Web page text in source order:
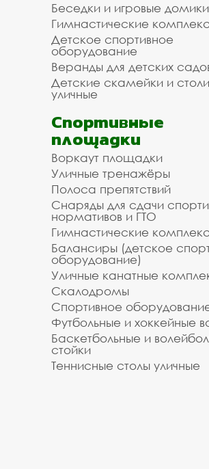
Беседки и игровые домики
Гимнастические
Детское спортивное
оборудование
Веранды для детских
Детские скамейки и
уличные
Спортивные
площадки
Воркаут площадки
Уличные тренажёры
Полоса препятствий
Снаряды для сдачи
нормативов и ГТО
Гимнастические
Балансиры (детское
оборудование)
Уличные канатные
Скалодромы
Спортивное
Футбольные и хоккейные
Баскетбольные и
стойки
Теннисные столы уличные